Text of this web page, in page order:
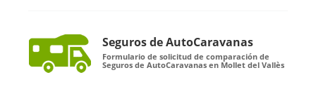
Seguros de AutoCaravanas
Formulario de solicitud de comparación de
Seguros de AutoCaravanas en Mollet del Vallès